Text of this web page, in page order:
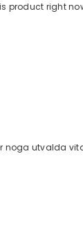
product right
noga utvalda